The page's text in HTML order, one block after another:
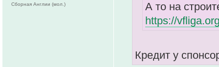
А то на
https://
Кредит у
Сборная Англии (мол.)